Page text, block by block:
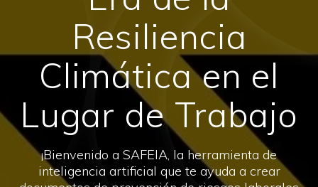
Resiliencia
Climática en el
Lugar de Trabajo
¡Bienvenido a SAFEIA, la herramienta de
inteligencia artificial que te ayuda a crear